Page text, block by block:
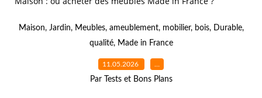
Maison, Jardin, Meubles, ameublement, mobilier, bois, Durable,
qualité, Made in France
11.05.2026 …
Par Tests et Bons Plans